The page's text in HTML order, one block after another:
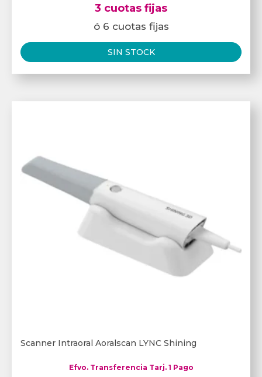
3 cuotas fijas
ó 6 cuotas fijas
SIN STOCK
Scanner Intraoral Aoralscan LYNC Shining
Efvo. Transferencia Tarj. 1 Pago